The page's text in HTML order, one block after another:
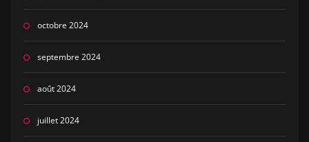
octobre 2024
septembre 2024
août 2024
juillet 2024